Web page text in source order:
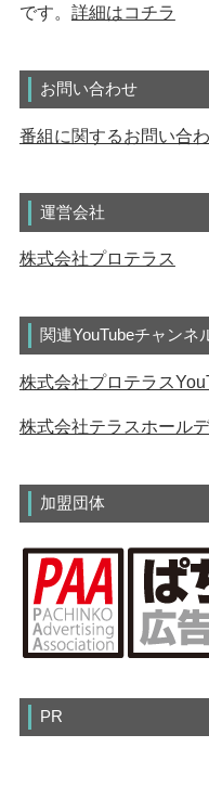
です。 詳細はコチラ
お問い合わせ
番組に関するお問い合
運営会社
株式会社プロテラス
関連YouTubeチャンネ
株式会社プロテラス
株式会社テラスホール
加盟団体
PR